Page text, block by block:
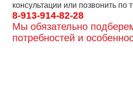
консультации или позвонить по
8-913-914-82-28
Мы обязательно
потребностей и